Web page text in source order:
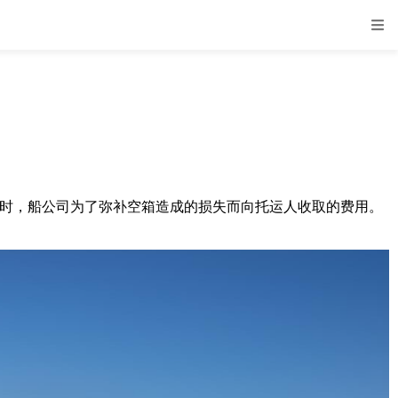
船公司为了弥补空箱造成的损失而向托运人收取的费用。